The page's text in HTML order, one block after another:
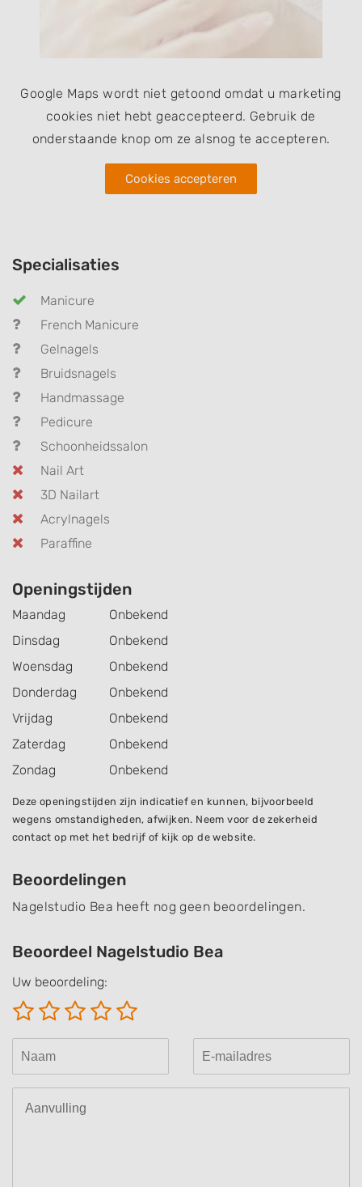
Google Maps wordt niet getoond omdat u marketing
cookies niet hebt geaccepteerd. Gebruik de
onderstaande knop om ze alsnog te accepteren.
Cookies accepteren
Specialisaties
Manicure
French Manicure
Gelnagels
Bruidsnagels
Handmassage
Pedicure
Schoonheidssalon
Nail Art
3D Nailart
Acrylnagels
Paraffine
Openingstijden
Maandag
Onbekend
Dinsdag
Onbekend
Woensdag
Onbekend
Donderdag
Onbekend
Vrijdag
Onbekend
Zaterdag
Onbekend
Zondag
Onbekend
Deze openingstijden zijn indicatief en kunnen, bijvoorbeeld
wegens omstandigheden, afwijken. Neem voor de zekerheid
contact op met het bedrijf of kijk op de website.
Beoordelingen
Nagelstudio Bea heeft nog geen beoordelingen.
Beoordeel Nagelstudio Bea
Uw beoordeling: